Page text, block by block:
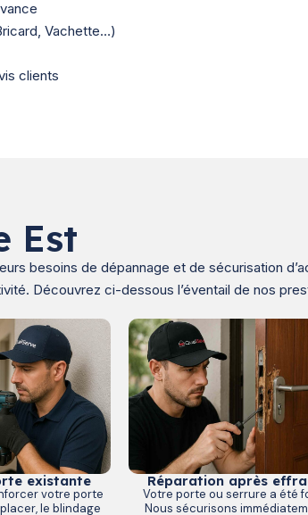
Vachette…)
clients
Est
besoins de dépannage et de sécurisation
Découvrez ci-dessous l’éventail de nos
existante
votre porte
le blindage
Réparation après
Votre porte ou serrure a été
Nous sécurisons